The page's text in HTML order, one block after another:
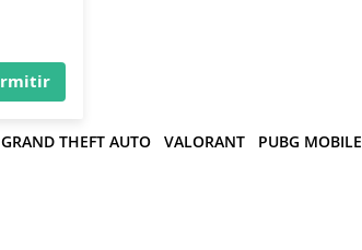
GRAND THEFT AUTO VALORANT PUBG MOBILE